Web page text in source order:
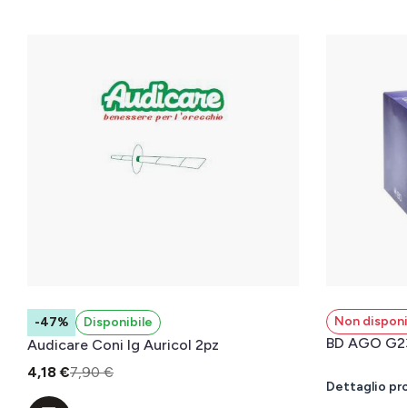
-47% Disponibile
Audicare Coni Ig Auricol 2pz
4,18 €7,90 €
Non
BD AGO
Dettaglio